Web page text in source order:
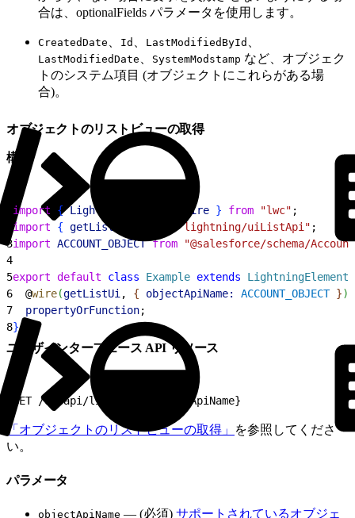
合は、optionalFields パラメータを使用します。
CreatedDate Id LastModifiedById
LastModifiedDate SystemModstamp など、オブジェク
トのシステム項目 (オブジェクトにこれらがある場
合)。
オブジェクトのリストビューの取得
構文
import { LightningElement wire } from "lwc" ;
import { getListUi "lightning/uiListApi" ;
3import ACCOUNT_OBJECT from "@salesforce/schema/
4
5export default class Example extends LightningElement
6
  @
wire(getListUi , { objectApiName: ACCOUNT_OBJECT })
7
  propertyOrFunction
;
8}
ユーザインターフェース API リソース
GET /ui-api/list-ui/${objectApiName}
「オブジェクトのリストビューの取得」
を参照してくださ
い。
パラメータ
objectApiName — (必須) サポートされているオブジェ